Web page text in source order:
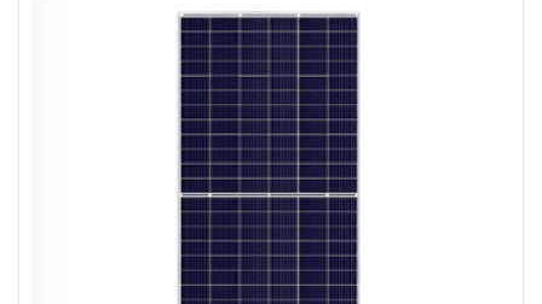
公表した。需要家が負担する賦課金単価は2019年度から0.03円上が
り2.98円/kWhに。平均モデルの家庭（月額電力使用量260kWh）の
場合、月額774円、年額9288円の負担額となる。2019年度比で年額
84円、月額7円の負担増となった。 「地域活用要件」など新たな認定
条件が登場 2020年度の事業用太陽光発電の買取価格は、10kW以上
50kW未満を13円/kWh、50kW以上250kW未満が12円/kWhで、
250kW以上は入札制度で価格を決定する。入札制度の対象がこれま
ので500kW以上から拡大されたかたちだ。 さらに、10kW以上
50kW未満のいわゆる小規模事業用太陽光発電は、FIT認定を受ける要
件として、自家消費型で災害時に活用可能であることなどを条件とす
る「自家消費型の地域活用要件」を設定する。FITによる買い取り対象
となるのは、余剰電力のみだ。一方、野立て型の全量売電モデルの事